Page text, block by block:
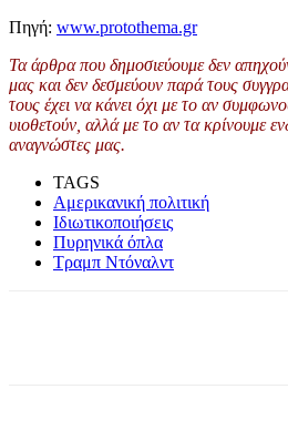
Πηγή: www.protothema.gr
Τα άρθρα που δημοσιεύουμε δεν
μας και δεν δεσμεύουν παρά τους
τους έχει να κάνει όχι με το αν
υιοθετούν, αλλά με το αν τα κρίνουμε
αναγνώστες μας.
TAGS
Αμερικανική πολιτική
Ιδιωτικοποιήσεις
Πυρηνικά όπλα
Τραμπ Ντόναλντ